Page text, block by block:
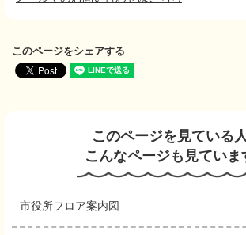
このページをシェアする
このページを見ている
こんなページも見ていま
市役所フロア案内図